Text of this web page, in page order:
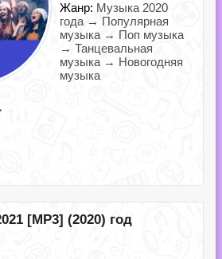
Жанр: Музыка 2020
года → Популярная
музыка → Поп музыка
→ Танцевальная
музыка → Новогодняя
музыка
[MP3] (2020) год